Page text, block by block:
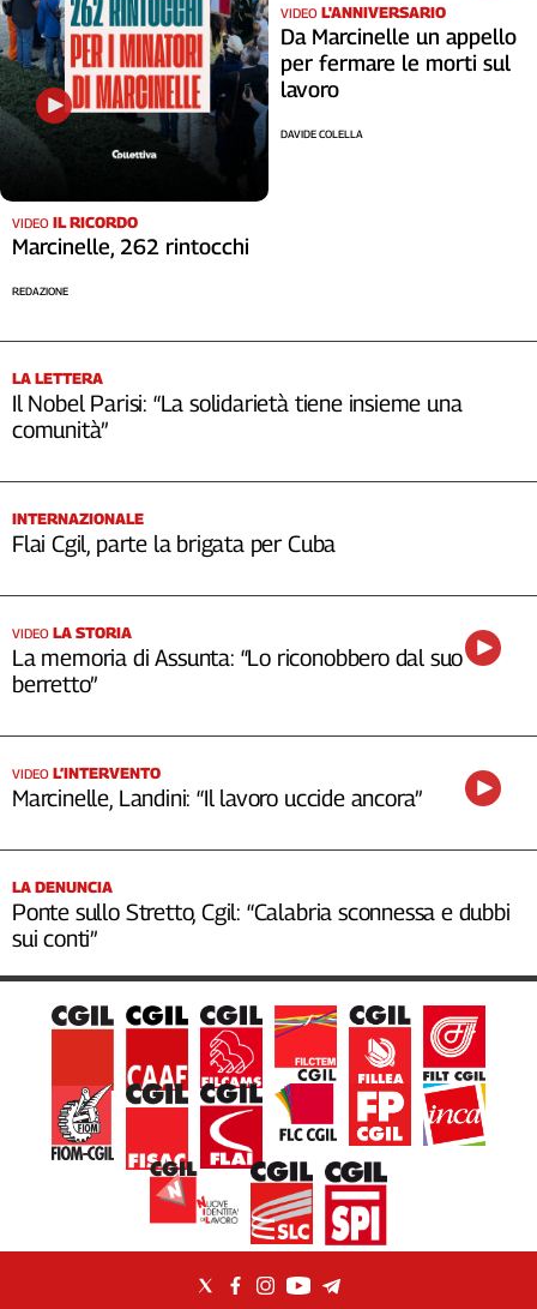
VIDEO IL RICORDO
Marcinelle, 262 rintocchi
REDAZIONE
VIDEO L'ANNIVERSARIO
Da Marcinelle un appello
per fermare le morti sul
lavoro
DAVIDE COLELLA
LA LETTERA
Il Nobel Parisi: “La solidarietà tiene insieme una
comunità”
INTERNAZIONALE
Flai Cgil, parte la brigata per Cuba
VIDEO LA STORIA
La memoria di Assunta: “Lo riconobbero dal suo
berretto”
VIDEO L’INTERVENTO
Marcinelle, Landini: “Il lavoro uccide ancora”
LA DENUNCIA
Ponte sullo Stretto, Cgil: “Calabria sconnessa e dubbi
sui conti”